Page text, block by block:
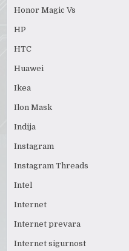
Honor Magic Vs
HP
HTC
Huawei
Ikea
Ilon Mask
Indija
Instagram
Instagram Threads
Intel
Internet
Internet prevara
Internet sigurnost